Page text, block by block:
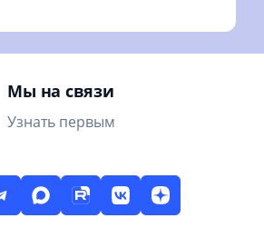
звезд, затмения
Луны и Солнца
Мы на связи
Узнать первым